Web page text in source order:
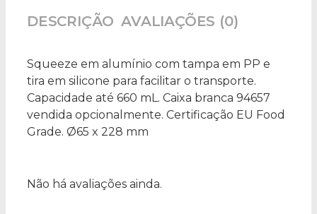
DESCRIÇÃO AVALIAÇÕES (0)
Squeeze em alumínio com tampa em PP e
tira em silicone para facilitar o transporte.
Capacidade até 660 mL. Caixa branca 94657
vendida opcionalmente. Certificação EU Food
Grade. Ø65 x 228 mm
Não há avaliações ainda.